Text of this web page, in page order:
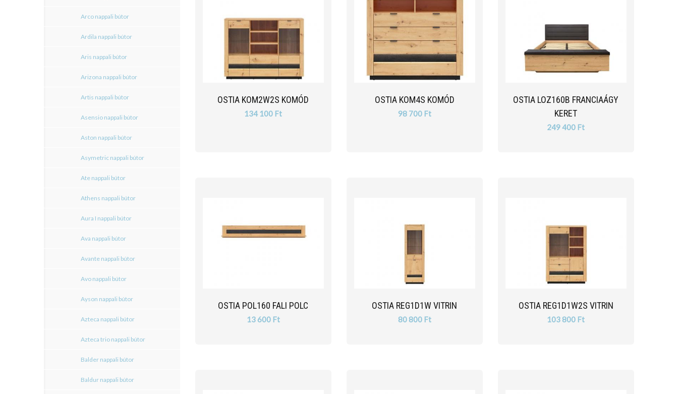
Arco nappali bútor
Ardila nappali bútor
Aris nappali bútor
Arizona nappali bútor
Artis nappali bútor
Asensio nappali bútor
Aston nappali bútor
Asymetric nappali bútor
Ate nappali bútor
Athens nappali bútor
Aura I nappali bútor
Ava nappali bútor
Avante nappali bútor
Avo nappali bútor
Ayson nappali bútor
Azteca nappali bútor
Azteca trio nappali bútor
Balder nappali bútor
Baldur nappali bútor
OSTIA KOM2W2S KOMÓD
134 100 Ft
OSTIA KOM4S KOMÓD
98 700 Ft
OSTIA LOZ160B FRANCIAÁGY
KERET
249 400 Ft
OSTIA POL160 FALI POLC
13 600 Ft
OSTIA REG1D1W VITRIN
80 800 Ft
OSTIA REG1D1W2S VITRIN
103 800 Ft